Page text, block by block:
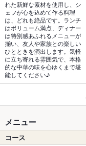
れた新鮮な素材を使用し、シ
ェフが心を込めて作る料理
は、どれも絶品です。ランチ
はボリューム満点、ディナー
は特別感あふれるメニューが
揃い、友人や家族との楽しい
ひとときを演出します。気軽
に立ち寄れる雰囲気で、本格
的な中華の味を心ゆくまで堪
能してください♪
メニュー
コース